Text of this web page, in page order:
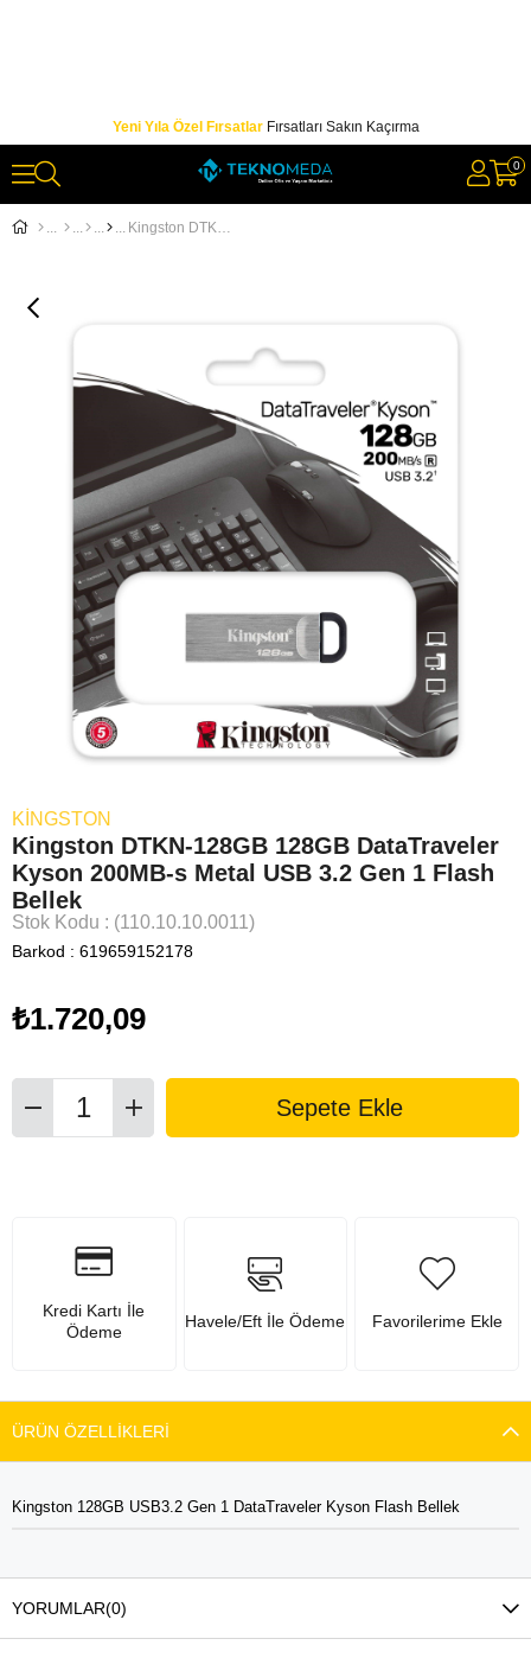
Yeni Yıla Özel FırsatlarFırsatları Sakın Kaçırma
0
Kingston DTKN-128GB 128GB DataTraveler Kyson 200MB-s Metal USB 3.2 Gen 1 Flash Bellek
KINGSTON
Kingston DTKN-128GB 128GB DataTraveler
Kyson 200MB-s Metal USB 3.2 Gen 1 Flash
Bellek
Stok Kodu (110.10.10.0011)
Barkod : 619659152178
₺1.720,09
Kredi Kartı İle
Ödeme
Havele/Eft İle Ödeme Favorilerime Ekle
ÜRÜN ÖZELLIKLERI
Kingston 128GB USB3.2 Gen 1 DataTraveler Kyson Flash Bellek
YORUMLAR(0)